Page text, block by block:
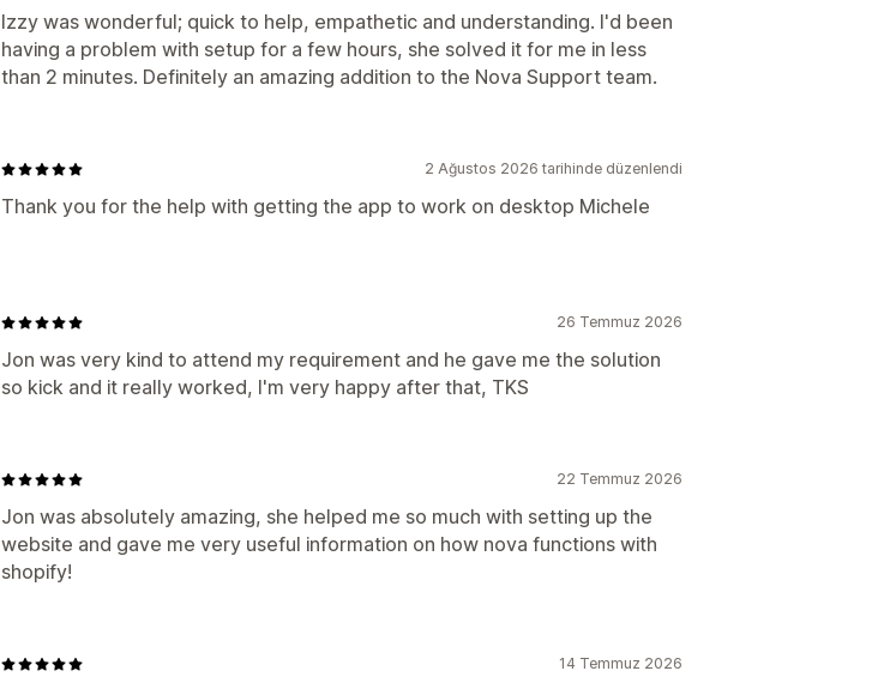
Izzy was wonderful; quick to help, empathetic and understanding. I'd been
having a problem with setup for a few hours, she solved it for me in less
than 2 minutes. Definitely an amazing addition to the Nova Support team.
2 Ağustos 2026 tarihinde düzenlendi
Thank you for the help with getting the app to work on desktop Michele
26 Temmuz 2026
Jon was very kind to attend my requirement and he gave me the solution
so kick and it really worked, I'm very happy after that, TKS
22 Temmuz 2026
Jon was absolutely amazing, she helped me so much with setting up the
website and gave me very useful information on how nova functions with
shopify!
14 Temmuz 2026